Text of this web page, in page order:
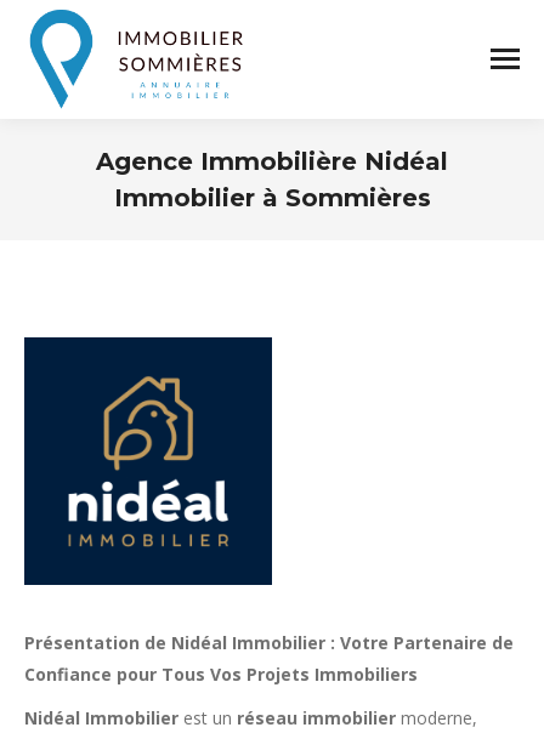
Agence Immobilière Nidéal
Immobilier à Sommières
Présentation de Nidéal Immobilier : Votre Partenaire de
Confiance pour Tous Vos Projets Immobiliers
Nidéal Immobilier est un réseau immobilier moderne,